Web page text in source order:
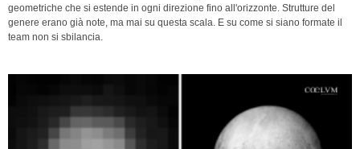
geometriche che si estende in ogni direzione fino all'orizzonte. Strutture del
genere erano già note, ma mai su questa scala. E su come si siano formate il
team non si sbilancia.